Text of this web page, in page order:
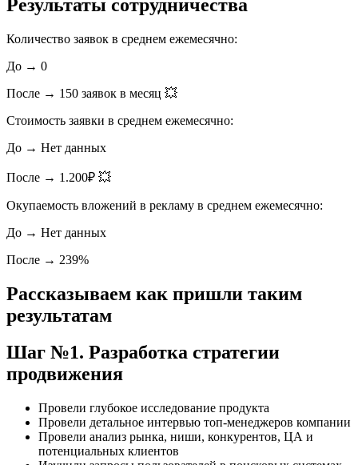
Результаты сотрудничества
Количество заявок в среднем ежемесячно:
До → 0
После → 150 заявок в месяц 💥
Стоимость заявки в среднем ежемесячно:
До → Нет данных
После → 1.200₽ 💥
Окупаемость вложений в рекламу в среднем ежемесячно:
До → Нет данных
После → 239%
Рассказываем как пришли таким
результатам
Шаг №1. Разработка стратегии
продвижения
Провели глубокое исследование продукта
Провели детальное интервью топ-менеджеров компании
Провели анализ рынка, ниши, конкурентов, ЦА и
потенциальных клиентов